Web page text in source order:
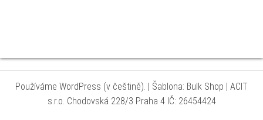
Používáme WordPress (v češtině). | Šablona: Bulk Shop | ACIT
s.r.o. Chodovská 228/3 Praha 4 IČ: 26454424